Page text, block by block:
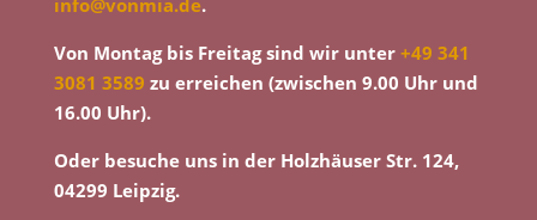
info@vonmia.de.
Von Montag bis Freitag sind wir unter +49 341
3081 3589 zu erreichen (zwischen 9.00 Uhr und
16.00 Uhr).
Oder besuche uns in der Holzhäuser Str. 124,
04299 Leipzig.